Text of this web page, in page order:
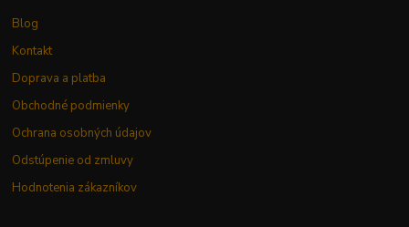
Blog
Kontakt
Doprava a platba
Obchodné podmienky
Ochrana osobných údajov
Odstúpenie od zmluvy
Hodnotenia zákazníkov